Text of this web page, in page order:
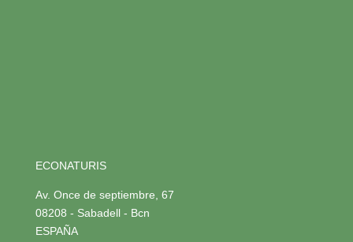
ECONATURIS
Av. Once de septiembre, 67
08208 - Sabadell - Bcn
ESPAÑA